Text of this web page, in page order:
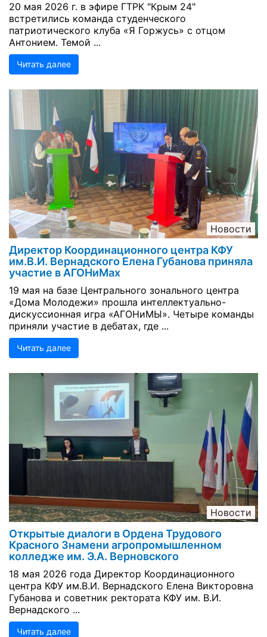
20 мая 2026 г. в эфире ГТРК "Крым 24"
встретились команда студенческого
патриотического клуба «Я Горжусь» с отцом
Антонием. Темой ...
Читать далее
Новости
Директор Координационного центра КФУ
им.В.И. Вернадского Елена Губанова приняла
участие в АГОНиМах
19 мая на базе Центрального зонального центра
«Дома Молодежи» прошла интеллектуально-
дискуссионная игра «АГОНиМЫ». Четыре команды
приняли участие в дебатах, где ...
Читать далее
Новости
Открытые диалоги в Ордена Трудового
Красного Знамени агропромышленном
колледже им. Э.А. Верновского
18 мая 2026 года Директор Координационного
центра КФУ им.В.И. Вернадского Елена Викторовна
Губанова и советник ректората КФУ им. В.И.
Вернадского ...
Читать далее